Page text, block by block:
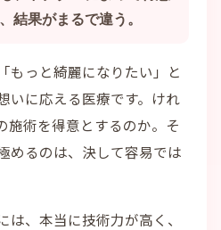
結果がまるで違う。
もっと綺麗になりたい」と
いに応える医療です。けれ
施術を得意とするのか。そ
めるのは、決して容易では
は、本当に技術力が高く、